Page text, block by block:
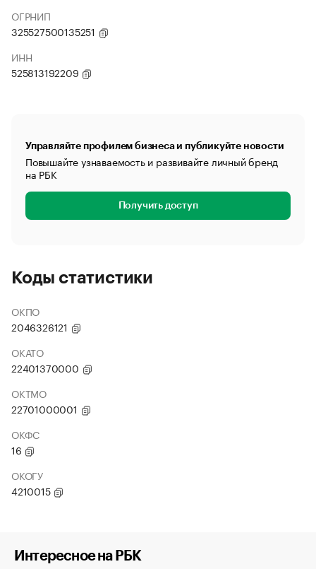
ОГРНИП
325527500135251
ИНН
525813192209
Управляйте профилем бизнеса и публикуйте новости
Повышайте узнаваемость и развивайте личный бренд
на РБК
Получить доступ
Коды статистики
ОКПО
2046326121
ОКАТО
22401370000
ОКТМО
22701000001
ОКФС
16
ОКОГУ
4210015
Интересное на РБК